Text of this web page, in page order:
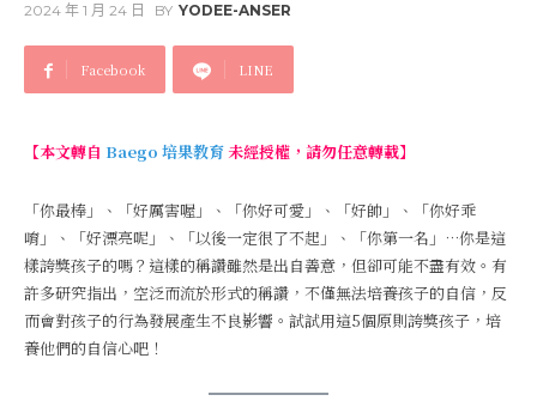
2024 年 1 月 24 日 BY YODEE-ANSER
Facebook LINE
【本文轉自 Baego 培果教育未經授權，請勿任意轉載】
「你最棒」、「好厲害喔」、「你好可愛」、「好帥」、「你好乖
唷」、「好漂亮呢」、「以後一定很了不起」、「你第一名」…你是這
樣誇獎孩子的嗎？這樣的稱讚雖然是出自善意，但卻可能不盡有效。有
許多研究指出，空泛而流於形式的稱讚，不僅無法培養孩子的自信，反
而會對孩子的行為發展產生不良影響。試試用這5個原則誇獎孩子，培
養他們的自信心吧！